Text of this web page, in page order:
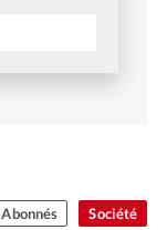
Société
Abonnés